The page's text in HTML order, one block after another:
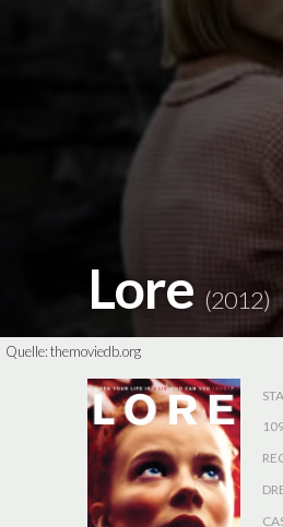
Lore (2012)
Quelle:themoviedb.org